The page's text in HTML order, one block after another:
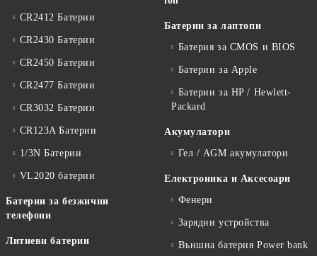
CR2412 Батерии
CR2430 Батерии
CR2450 Батерии
CR2477 Батерии
CR3032 Батерии
CR123A Батерии
1/3N Батерии
VL2020 батерии
Батерии за безжични
телефони
Литиеви батерии
Батерии за лаптопи
Батерия за CMOS и BIOS
Батерии за Apple
Батерии за HP / Hewlett-
Packard
Акумулатори
Гел / AGM акумулатори
Електроника и Аксесоари
Фенери
Зарядни устройства
Външна батерия Power bank